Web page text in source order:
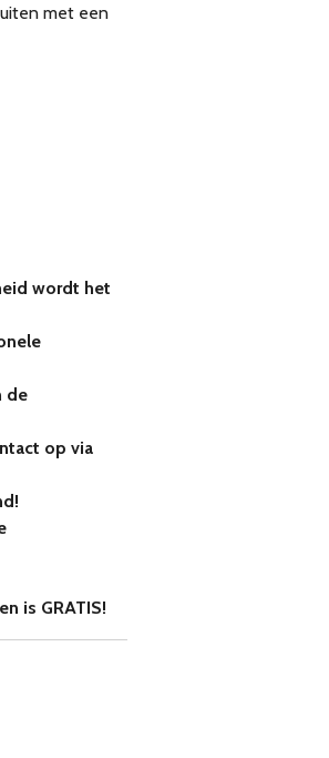
met een
wordt het
de
op via
is GRATIS!